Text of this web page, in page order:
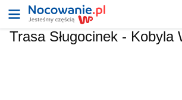
Trasa Sługocinek - Kobyla